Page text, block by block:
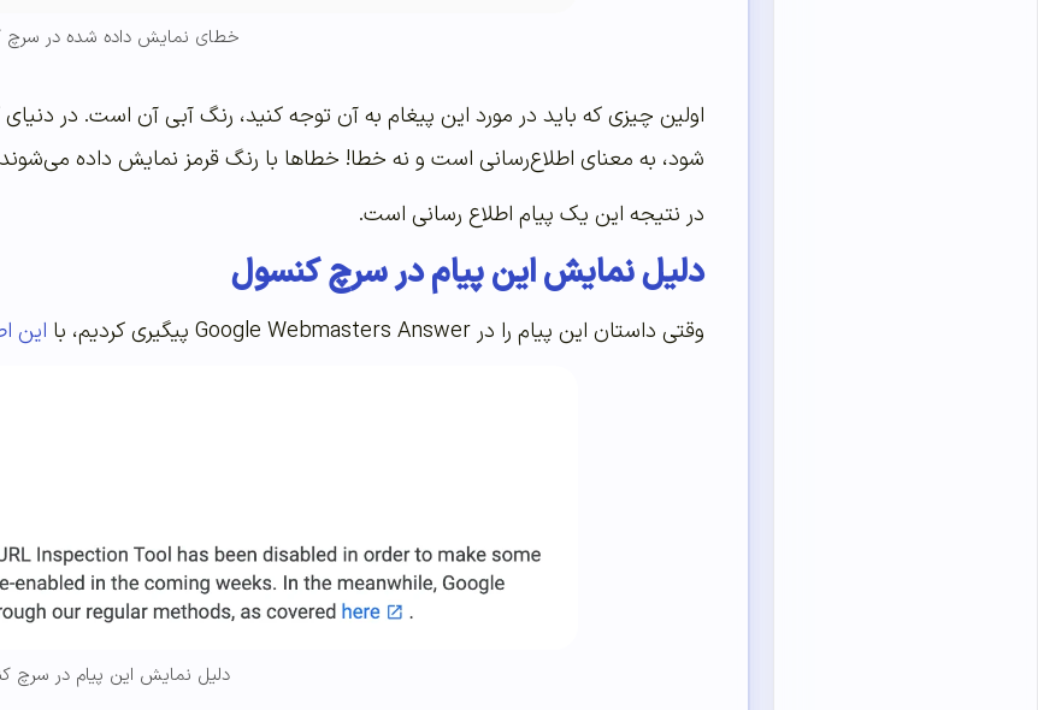
خطای نمایش داده شده در سرچ
اولین چیزی که باید در مورد این پیغام به آن توجه کنید، رنگ آبی آن است. در
شود، به معنای اطلاع‌رسانی است و نه خطا! خطاها با رنگ قرمز نمایش داده
در نتیجه این یک پیام اطلاع رسانی است.
دلیل نمایش این پیام در سرچ کنسول
وقتی داستان این پیام را در Google Webmasters Answer پیگیری کردیم، با این
دلیل نمایش این پیام در سرچ